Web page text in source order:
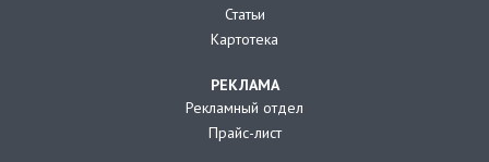
Статьи
Картотека
РЕКЛАМА
Рекламный отдел
Прайс-лист